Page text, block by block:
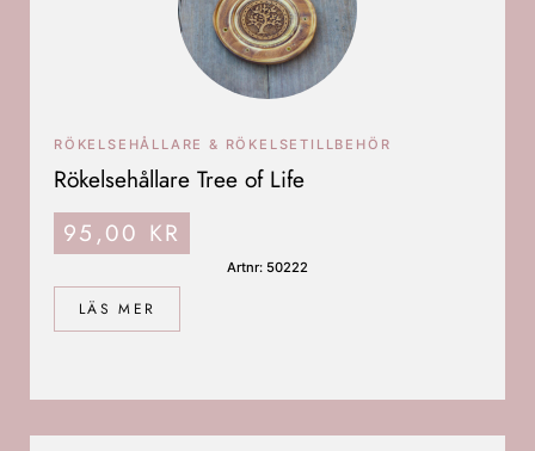
LÄS MER
RÖKELSEHÅLLARE & RÖKELSETILLBEHÖR
Rökelsehållare Tree of Life
95,00 KR
Artnr: 50222